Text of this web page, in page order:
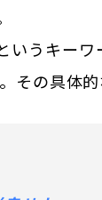
うキー
の具体的